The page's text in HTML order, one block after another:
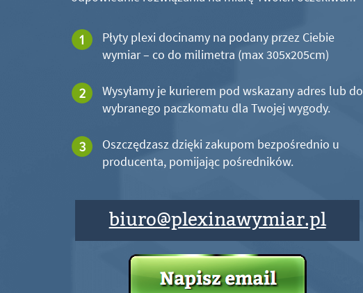
Płyty plexi docinamy na podany przez Ciebie
wymiar – co do milimetra (max 305x205cm)
Wysyłamy je kurierem pod wskazany adres lub do
wybranego paczkomatu dla Twojej wygody.
Oszczędzasz dzięki zakupom bezpośrednio u
producenta, pomijając pośredników.
biuro@plexinawymiar.pl